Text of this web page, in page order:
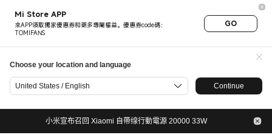
Mi Store APP
來APP領取獨家優惠券和更多專屬權益。優惠券code碼：
TOMIFANS
GO
Choose your location and language
United States / English Continue
小米宣布召回 Xiaomi 自帶缐行動電源 20000 33W